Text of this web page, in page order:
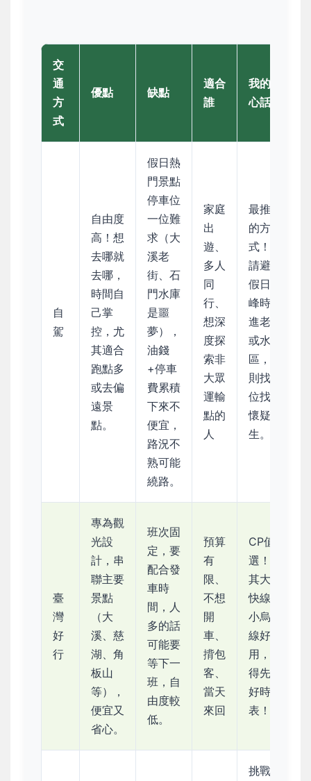
交
通
方
式
優點 缺點
適合
誰
我的真
心話
自
駕
自由度
高！想
去哪就
去哪，
時間自
己掌
控，尤
其適合
跑點多
或去偏
遠景
點。
假日熱
門景點
停車位
一位難
求（大
溪老
街、石
門水庫
是噩
夢），
油錢
+停車
費累積
下來不
便宜，
路況不
熟可能
繞路。
家庭
出
遊、
多人
同
行、
想深
度探
索非
大眾
運輸
點的
人
最推薦
的方
式！ 但
請避開
假日尖
峰時段
進老街
或水庫
區，否
則找車
位找到
懷疑人
生。
臺
灣
好
行
專為觀
光設
計，串
聯主要
景點
（大
溪、慈
湖、角
板山
等），
便宜又
省心。
班次固
定，要
配合發
車時
間，人
多的話
可能要
等下一
班，自
由度較
低。
預算
有
限、
不想
開
車、
揹包
客、
當天
來回
CP值首
選！ 尤
其大溪
快線、
小烏來
線好
用，記
得先查
好時刻
表！
挑戰性